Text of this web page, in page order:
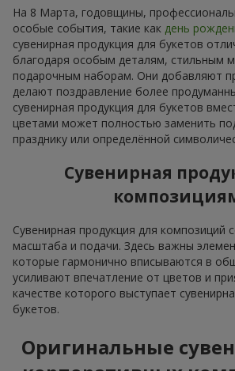
На 8 Марта, годовщины,
особые события, такие как день
сувенирная продукция для букетов
благодаря особым деталям, стильным
подарочным наборам. Они добавляют
делают поздравление более
сувенирная продукция для букетов
цветами может полностью заменить
празднику или определённой
Сувенирная
Сувенирная продукция для композиций
масштаба и подачи. Здесь важны
которые гармонично вписываются в
усиливают впечатление от цветов и
качестве которого выступает
букетов.
Оригинальные